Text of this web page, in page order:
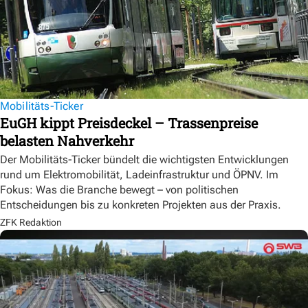
Mobilitäts-Ticker
EuGH kippt Preisdeckel – Trassenpreise
belasten Nahverkehr
Der Mobilitäts-Ticker bündelt die wichtigsten Entwicklungen
rund um Elektromobilität, Ladeinfrastruktur und ÖPNV. Im
Fokus: Was die Branche bewegt – von politischen
Entscheidungen bis zu konkreten Projekten aus der Praxis.
ZFK Redaktion